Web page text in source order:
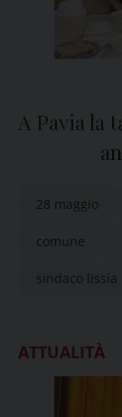
A Pavia la
28 maggio
comune
sindaco lissia
ATTUALITÀ